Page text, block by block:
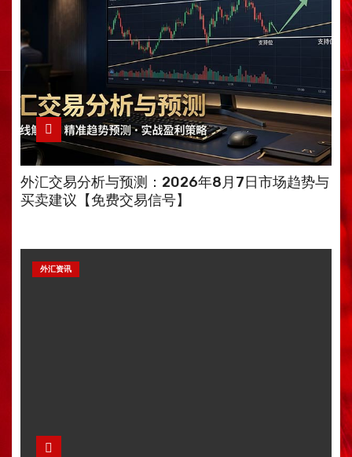
外汇交易分析与预测：2026年8月7日市场趋势与
买卖建议【免费交易信号】
外汇资讯